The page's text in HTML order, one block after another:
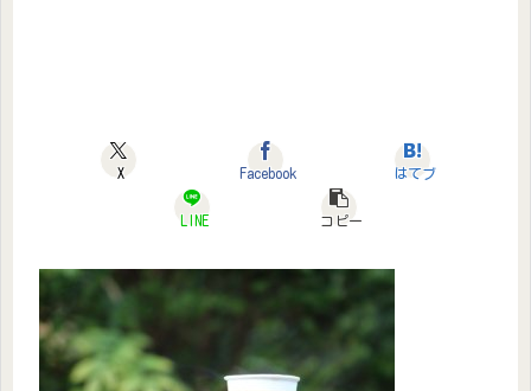
X Facebook はてブ
LINE コピー